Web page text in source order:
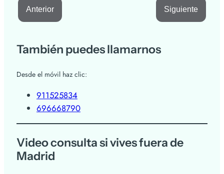
Anterior Siguiente
También puedes llamarnos
Desde el móvil haz clic:
911525834
696668790
Video consulta si vives fuera de
Madrid